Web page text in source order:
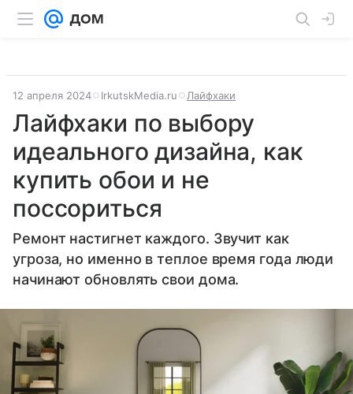
12 апреля 2024 IrkutskMedia.ru Лайфхаки
Лайфхаки по выбору
идеального дизайна, как
купить обои и не
поссориться
Ремонт настигнет каждого. Звучит как
угроза, но именно в теплое время года люди
начинают обновлять свои дома.